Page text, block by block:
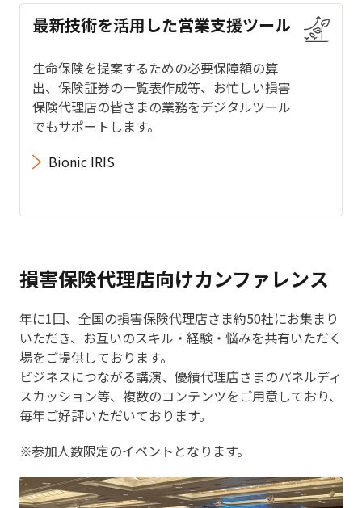
最新技術を活用した営業支援ツール
生命保険を提案するための必要保障額の算
出、保険証券の一覧表作成等、お忙しい損害
保険代理店の皆さまの業務をデジタルツール
でもサポートします。
Bionic IRIS
損害保険代理店向けカンファレンス
年に1回、全国の損害保険代理店さま約50社にお集まり
いただき、お互いのスキル・経験・悩みを共有いただく
場をご提供しております。
ビジネスにつながる講演、優績代理店さまのパネルディ
スカッション等、複数のコンテンツをご用意しており、
毎年ご好評いただいております。
参加人数限定のイベントとなります。